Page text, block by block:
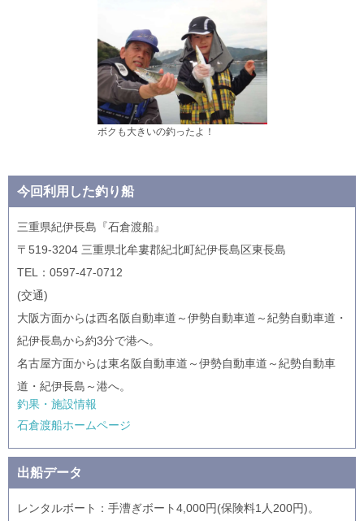
ボクも大きいの釣ったよ！
今回利用した釣り船
三重県紀伊長島『石倉渡船』
〒519-3204 三重県北牟婁郡紀北町紀伊長島区東長島
TEL：0597-47-0712
(交通)
大阪方面からは西名阪自動車道～伊勢自動車道～紀勢自動車道・
紀伊長島から約3分で港へ。
名古屋方面からは東名阪自動車道～伊勢自動車道～紀勢自動車
道・紀伊長島～港へ。
釣果・施設情報
石倉渡船ホームページ
出船データ
レンタルボート：手漕ぎボート4,000円(保険料1人200円)。